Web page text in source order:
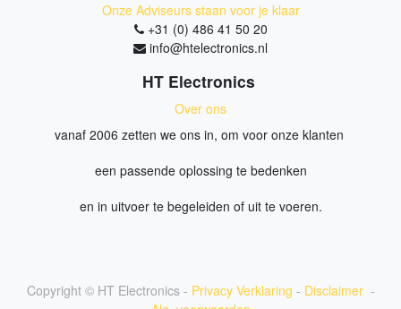
Onze Adviseurs staan voor je klaar
+31 (0) 486 41 50 20
info@htelectronics.nl
HT Electronics
Over ons
vanaf 2006 zetten we ons in, om voor onze klanten
een passende oplossing te bedenken
en in uitvoer te begeleiden of uit te voeren.
Copyright © HT Electronics - Privacy Verklaring - Disclaimer -